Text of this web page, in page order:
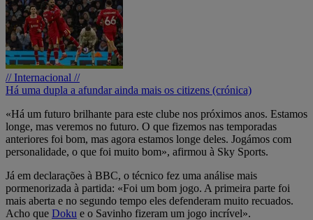
// Internacional //
Há uma dupla a afundar ainda mais os citizens (crónica)
«Há um futuro brilhante para este clube nos próximos anos. Estamos
longe, mas veremos no futuro. O que fizemos nas temporadas
anteriores foi bom, mas agora estamos longe deles. Jogámos com
personalidade, o que foi muito bom», afirmou à Sky Sports.
Já em declarações à BBC, o técnico fez uma análise mais
pormenorizada à partida: «Foi um bom jogo. A primeira parte foi
mais aberta e no segundo tempo eles defenderam muito recuados.
Acho que Doku e o Savinho fizeram um jogo incrível».